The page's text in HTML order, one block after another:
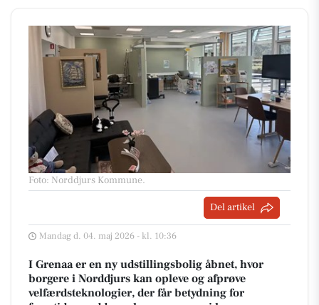
Foto: Norddjurs Kommune.
Del artikel
Mandag d. 04. maj 2026 - kl. 10:36
I Grenaa er en ny udstillingsbolig åbnet, hvor
borgere i Norddjurs kan opleve og afprøve
velfærdsteknologier, der får betydning for